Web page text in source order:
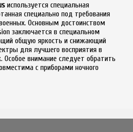
используется специальная
специально под требования
Основным достоинством
заключается в специальном
общую яркость и снижающий
для лучшего восприятия в
Особое внимание следует обратить
с приборами ночного